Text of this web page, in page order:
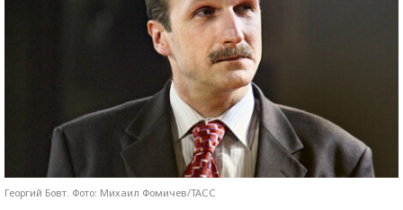
Георгий Бовт. Фото: Михаил Фомичев/ТАСС